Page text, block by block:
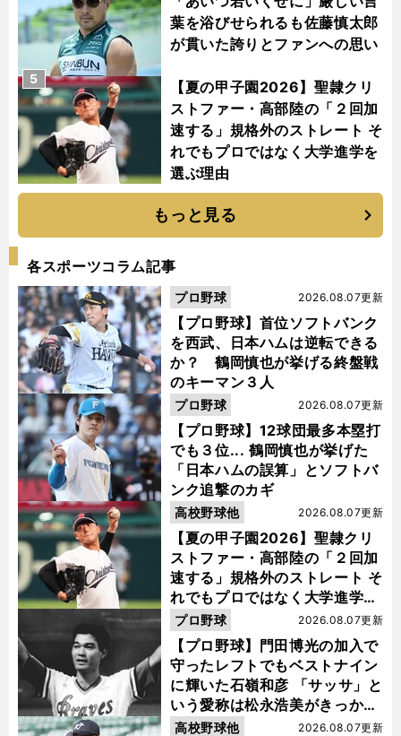
葉を浴びせられるも佐藤慎太郎
が貫いた誇りとファンへの思い
【夏の甲子園2026】聖隷クリ
ストファー・高部陸の「２回加
速する」規格外のストレート そ
れでもプロではなく大学進学を
選ぶ理由
5
もっと見る
各スポーツコラム記事
【プロ野球】首位ソフトバンク
を西武、日本ハムは逆転できる
か？ 鶴岡慎也が挙げる終盤戦
のキーマン３人
2026.08.07更新
プロ野球
【プロ野球】12球団最多本塁打
でも３位... 鶴岡慎也が挙げた
「日本ハムの誤算」とソフトバ
ンク追撃のカギ
2026.08.07更新
プロ野球
【夏の甲子園2026】聖隷クリ
ストファー・高部陸の「２回加
速する」規格外のストレート そ
れでもプロではなく大学進学を
選ぶ理由
2026.08.07更新
高校野球他
【プロ野球】門田博光の加入で
守ったレフトでもベストナイン
に輝いた石嶺和彦 「サッサ」と
いう愛称は松永浩美がきっか
け？
2026.08.07更新
プロ野球
2026.08.07更新
高校野球他